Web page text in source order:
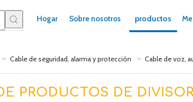
Hogar Sobre nosotros productos
Cable de seguridad, alarma y protección Cable de voz,
PRODUCTOS DE